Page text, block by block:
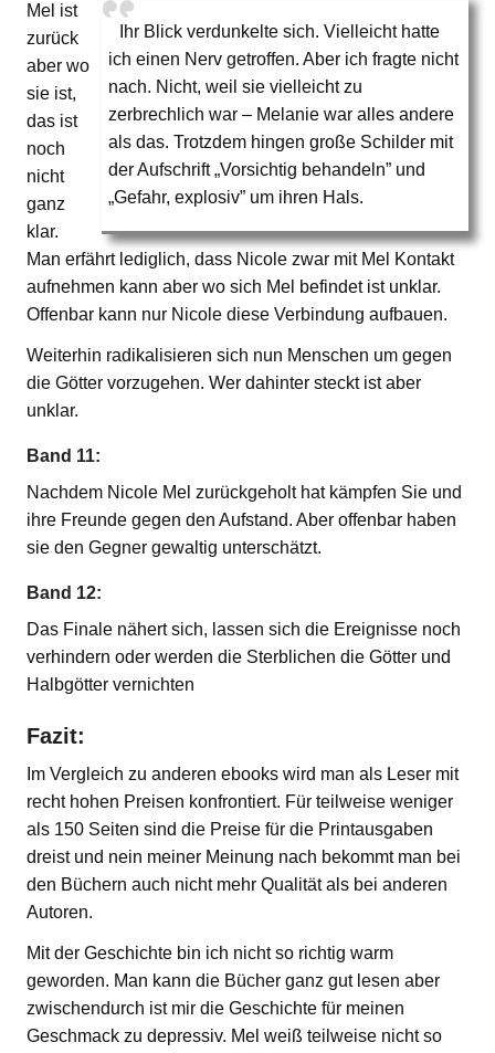
Ihr Blick verdunkelte sich. Vielleicht hatte
ich einen Nerv getroffen. Aber ich fragte nicht
nach. Nicht, weil sie vielleicht zu
zerbrechlich war – Melanie war alles andere
als das. Trotzdem hingen große Schilder mit
der Aufschrift „Vorsichtig behandeln” und
„Gefahr, explosiv” um ihren Hals.
Mel ist
zurück
aber wo
sie ist,
das ist
noch
nicht
ganz
klar.
Man erfährt lediglich, dass Nicole zwar mit Mel Kontakt
aufnehmen kann aber wo sich Mel befindet ist unklar.
Offenbar kann nur Nicole diese Verbindung aufbauen.
Weiterhin radikalisieren sich nun Menschen um gegen
die Götter vorzugehen. Wer dahinter steckt ist aber
unklar.
Band 11:
Nachdem Nicole Mel zurückgeholt hat kämpfen Sie und
ihre Freunde gegen den Aufstand. Aber offenbar haben
sie den Gegner gewaltig unterschätzt.
Band 12:
Das Finale nähert sich, lassen sich die Ereignisse noch
verhindern oder werden die Sterblichen die Götter und
Halbgötter vernichten
Fazit:
Im Vergleich zu anderen ebooks wird man als Leser mit
recht hohen Preisen konfrontiert. Für teilweise weniger
als 150 Seiten sind die Preise für die Printausgaben
dreist und nein meiner Meinung nach bekommt man bei
den Büchern auch nicht mehr Qualität als bei anderen
Autoren.
Mit der Geschichte bin ich nicht so richtig warm
geworden. Man kann die Bücher ganz gut lesen aber
zwischendurch ist mir die Geschichte für meinen
Geschmack zu depressiv. Mel weiß teilweise nicht so